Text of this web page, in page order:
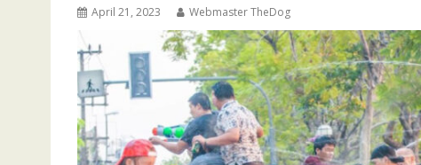
April 21, 2023 Webmaster TheDog